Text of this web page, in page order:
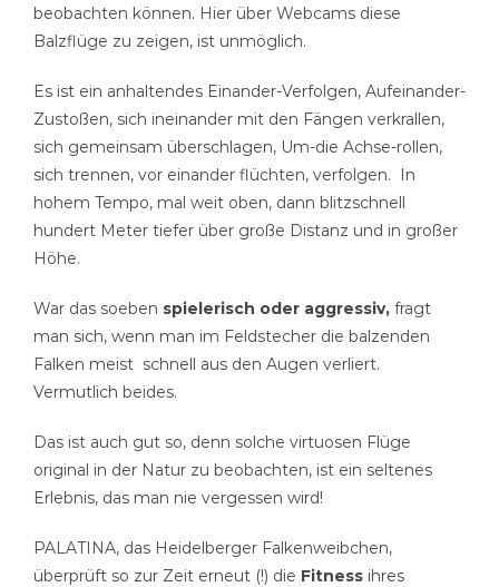
beobachten können. Hier über Webcams diese
Balzflüge zu zeigen, ist unmöglich.
Es ist ein anhaltendes Einander-Verfolgen, Aufeinander-
Zustoßen, sich ineinander mit den Fängen verkrallen,
sich gemeinsam überschlagen, Um-die Achse-rollen,
sich trennen, vor einander flüchten, verfolgen. In
hohem Tempo, mal weit oben, dann blitzschnell
hundert Meter tiefer über große Distanz und in großer
Höhe.
War das soeben spielerisch oder aggressiv,fragt
man sich, wenn man im Feldstecher die balzenden
Falken meist schnell aus den Augen verliert.
Vermutlich beides.
Das ist auch gut so, denn solche virtuosen Flüge
original in der Natur zu beobachten, ist ein seltenes
Erlebnis, das man nie vergessen wird!
PALATINA, das Heidelberger Falkenweibchen,
überprüft so zur Zeit erneut (!) die Fitnessihres